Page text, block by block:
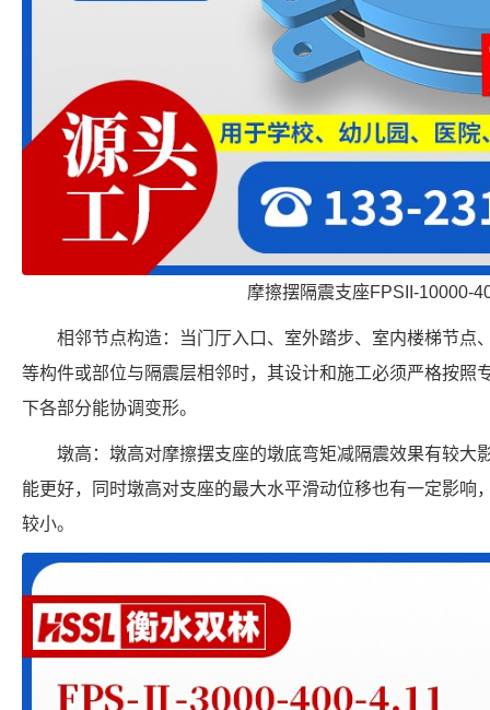
摩擦摆隔震支座FPSII-10000-
相邻节点构造：当门厅入口、室外踏步、室内楼梯节点
等构件或部位与隔震层相邻时，其设计和施工必须严格按照
下各部分能协调变形。
墩高：墩高对摩擦摆支座的墩底弯矩减隔震效果有较大
能更好，同时墩高对支座的最大水平滑动位移也有一定影响
较小。